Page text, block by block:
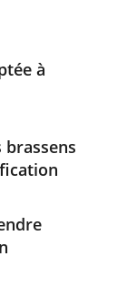
à
brassens